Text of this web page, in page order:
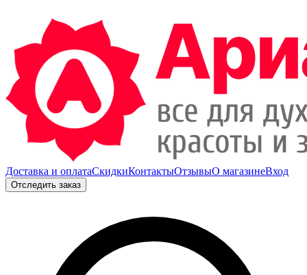
Доставка и оплатаСкидкиКонтактыОтзывыО магазинеВход
Отследить заказ